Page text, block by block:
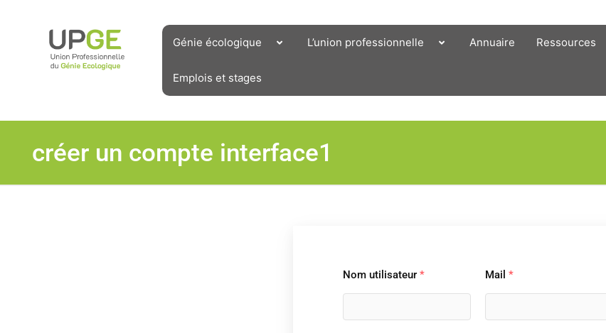
Génie écologique L’union professionnelle Annuaire Ressources
Emplois et stages
créer un compte interface1
Nom utilisateur * Mail *